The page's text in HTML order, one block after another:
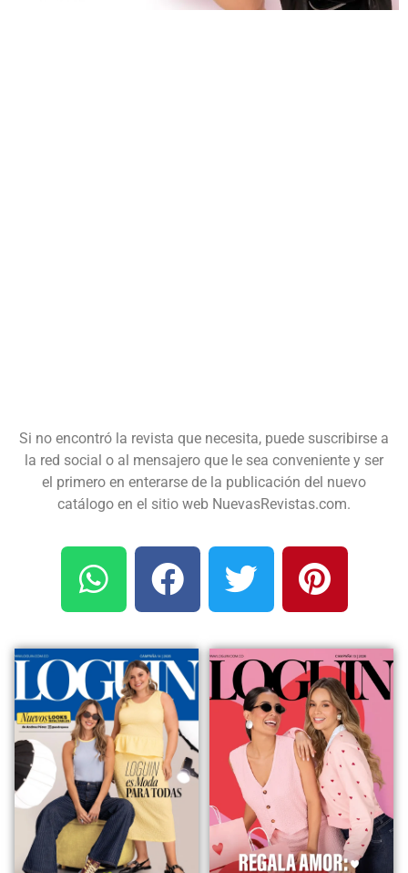
Si no encontró la revista que necesita, puede suscribirse a
la red social o al mensajero que le sea conveniente y ser
el primero en enterarse de la publicación del nuevo
catálogo en el sitio web NuevasRevistas.com.